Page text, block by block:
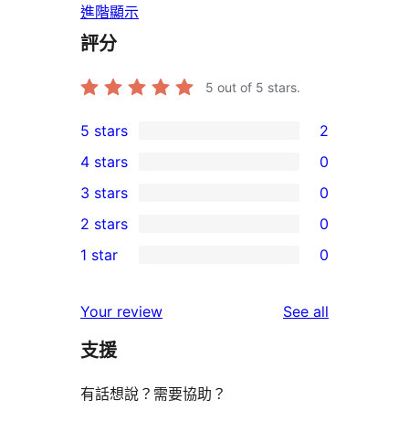
進階顯示
評分
5 out of 5 stars.
2
5-
star
reviews
5 stars 2
4-
star
reviews
4 stars 0
0
3-
star
3 stars 0
2-
reviews
2 stars 0
star
reviews
1 star 0
Your review See all
支援
有話想說？需要協助？